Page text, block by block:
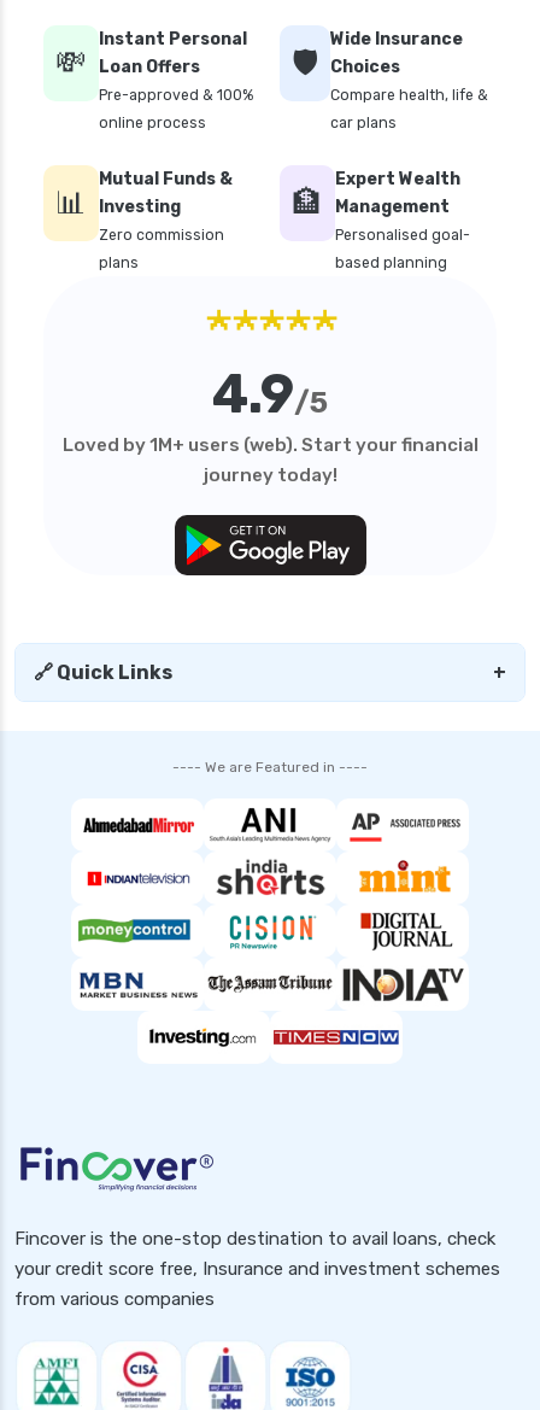
💸
Instant Personal
Loan Offers
Pre-approved & 100%
online process
🛡️
Wide Insurance
Choices
Compare health, life &
car plans
📊
Mutual Funds &
Investing
Zero commission
plans
🏦
Expert Wealth
Management
Personalised goal-
based planning
★★★★★
4.9/5
Loved by 1M+ users (web). Start your financial
journey today!
🔗 Quick Links +
---- We are Featured in ----
Fincover is the one-stop destination to avail loans, check
your credit score free, Insurance and investment schemes
from various companies